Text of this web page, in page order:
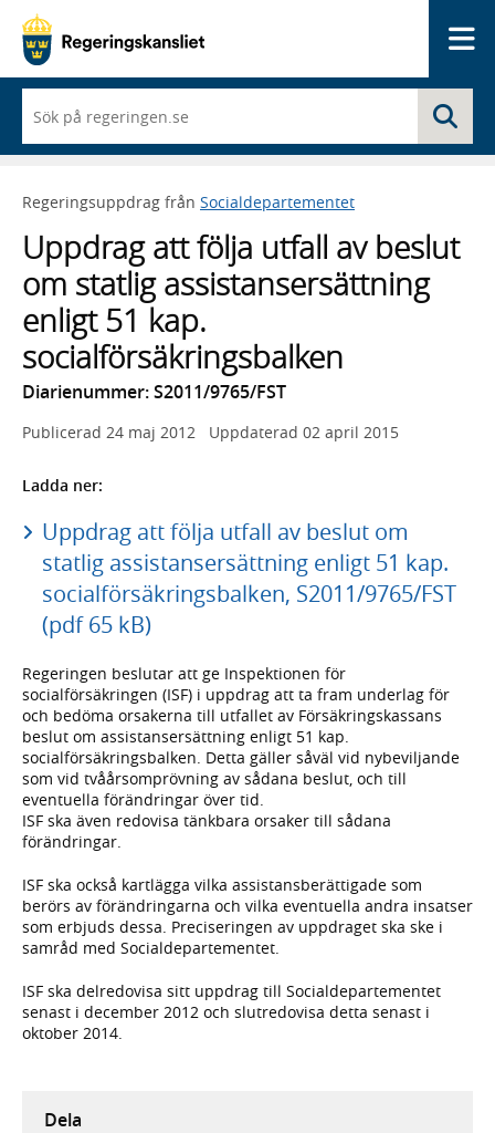
du
börjar
skriva
framträder
lista
med
sökförslag
Regeringsuppdrag från Socialdepartementet
Uppdrag att följa utfall av beslut
om statlig assistansersättning
enligt 51 kap.
socialförsäkringsbalken
Diarienummer: S2011/9765/FST
Publicerad 24 maj 2012 Uppdaterad 02 april 2015
Ladda ner:
Uppdrag att följa utfall av beslut om
statlig assistansersättning enligt 51 kap.
socialförsäkringsbalken, S2011/9765/FST
(pdf 65 kB)
Regeringen beslutar att ge Inspektionen för
socialförsäkringen (ISF) i uppdrag att ta fram underlag för
och bedöma orsakerna till utfallet av Försäkringskassans
beslut om assistansersättning enligt 51 kap.
socialförsäkringsbalken. Detta gäller såväl vid nybeviljande
som vid tvåårsomprövning av sådana beslut, och till
eventuella förändringar över tid.
ISF ska även redovisa tänkbara orsaker till sådana
förändringar.
ISF ska också kartlägga vilka assistansberättigade som
berörs av förändringarna och vilka eventuella andra insatser
som erbjuds dessa. Preciseringen av uppdraget ska ske i
samråd med Socialdepartementet.
ISF ska delredovisa sitt uppdrag till Socialdepartementet
senast i december 2012 och slutredovisa detta senast i
oktober 2014.
Dela